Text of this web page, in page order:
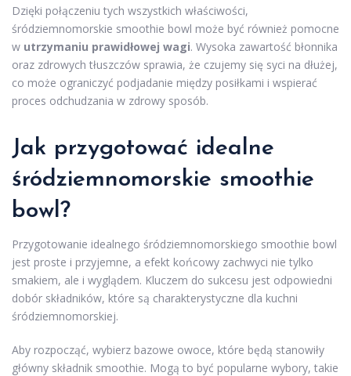
Dzięki połączeniu tych wszystkich właściwości,
śródziemnomorskie smoothie bowl może być również pomocne
w utrzymaniu prawidłowej wagi. Wysoka zawartość błonnika
oraz zdrowych tłuszczów sprawia, że czujemy się syci na dłużej,
co może ograniczyć podjadanie między posiłkami i wspierać
proces odchudzania w zdrowy sposób.
Jak przygotować idealne
śródziemnomorskie smoothie
bowl?
Przygotowanie idealnego śródziemnomorskiego smoothie bowl
jest proste i przyjemne, a efekt końcowy zachwyci nie tylko
smakiem, ale i wyglądem. Kluczem do sukcesu jest odpowiedni
dobór składników, które są charakterystyczne dla kuchni
śródziemnomorskiej.
Aby rozpocząć, wybierz bazowe owoce, które będą stanowiły
główny składnik smoothie. Mogą to być popularne wybory, takie